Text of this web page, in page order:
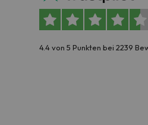
4.4 von 5 Punkten bei 2239